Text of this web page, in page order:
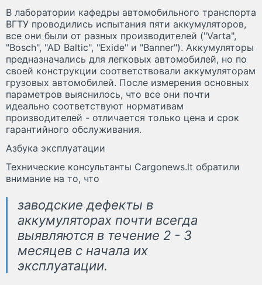
В лаборатории кафедры автомобильного транспорта
ВГТУ проводились испытания пяти аккумуляторов,
все они были от разных производителей ("Varta",
"Bosch", "AD Baltic", "Exide" и "Banner"). Аккумуляторы
предназначались для легковых автомобилей, но по
своей конструкции соответствовали аккумуляторам
грузовых автомобилей. После измерения основных
параметров выяснилось, что все они почти
идеально соответствуют нормативам
производителей - отличается только цена и срок
гарантийного обслуживания.
Азбука эксплуатации
Технические консультанты Cargonews.lt обратили
внимание на то, что
заводские дефекты в
аккумуляторах почти всегда
выявляются в течение 2 - 3
месяцев с начала их
эксплуатации.